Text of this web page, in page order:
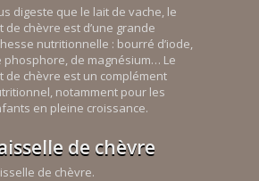
digeste que le lait de vache, le
de chèvre est d’une grande
nutritionnelle : bourré d’iode,
phosphore, de magnésium… Le
de chèvre est un complément
notamment pour les
en pleine croissance.
de chèvre
de chèvre.